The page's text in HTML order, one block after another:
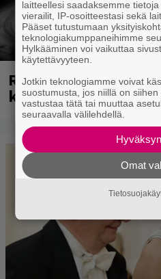
Rushin Neil
kuussa dokumentti
laitteellesi saadaksemme
vierailit, IP-osoitteestasi sekä
Pääset tutustumaan
teknologiakumppaneihimme
Hylkääminen voi vaikuttaa
käytettävyyteen.
Jotkin teknologiamme voivat
suostumusta, jos niillä on
vastustaa tätä tai muuttaa
seuraavalla välilehdellä.
Omat